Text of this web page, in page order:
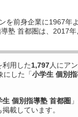
を前身企業に1967年
塾 首都圏は、2017
用した1,797人にア
にした「小学生 個別
生 個別指導塾 首都圏
載しています。